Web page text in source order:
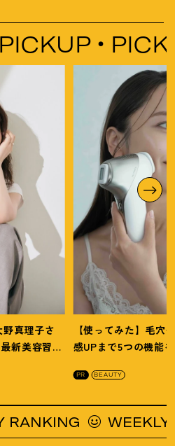
PICKUP
野真理子さ
最新美容習慣
【使ってみた】毛穴
感UPまで5つの機能
PR BEAUTY
WEEKLY RANKING